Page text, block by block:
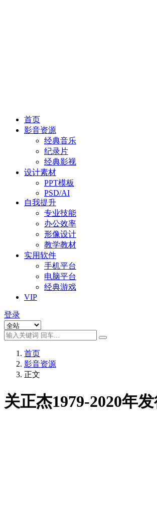
首页
影音资源
经典音乐
纪录片
经典影视
设计素材
PPT模板
PSD/AI
自我提升
专业技能
办公效率
形像设计
教学教材
实用软件
手机平台
电脑平台
经典游戏
VIP
登录
首页
影音资源
正文
关正杰1979-2020年